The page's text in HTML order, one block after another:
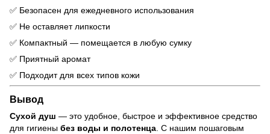
✅ Безопасен для ежедневного использования
✅ Не оставляет липкости
✅ Компактный — помещается в любую сумку
✅ Приятный аромат
✅ Подходит для всех типов кожи
Вывод
Сухой душ — это удобное, быстрое и эффективное средство
для гигиены без воды и полотенца . С нашим пошаговым